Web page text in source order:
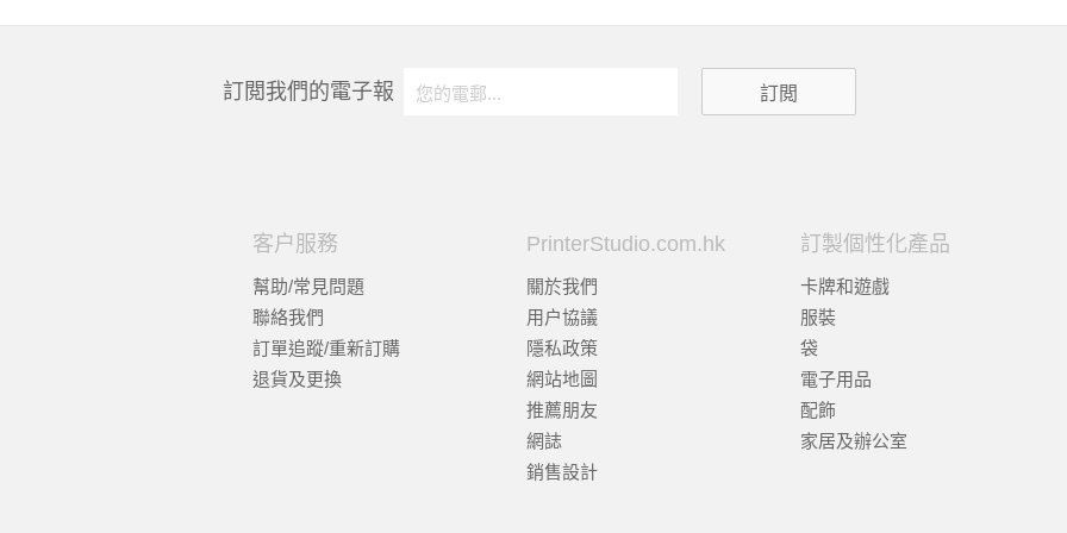
訂閲我們的電子報
客户服務
幫助/常見問題
聯絡我們
訂單追蹤/重新訂購
退貨及更換
PrinterStudio.com.hk
關於我們
用户協議
隱私政策
網站地圖
推薦朋友
網誌
銷售設計
訂製個性化產品
卡牌和遊戲
服裝
袋
電子用品
配飾
家居及辦公室